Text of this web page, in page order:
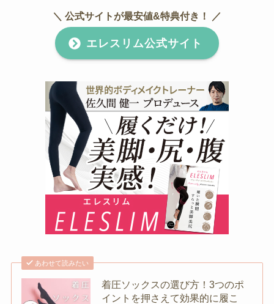
＼ 公式サイトが最安値&特典付き！ ／
エレスリム公式サイト
あわせて読みたい
着圧ソックスの選び方！3つのポ
イントを押さえて効果的に履こ